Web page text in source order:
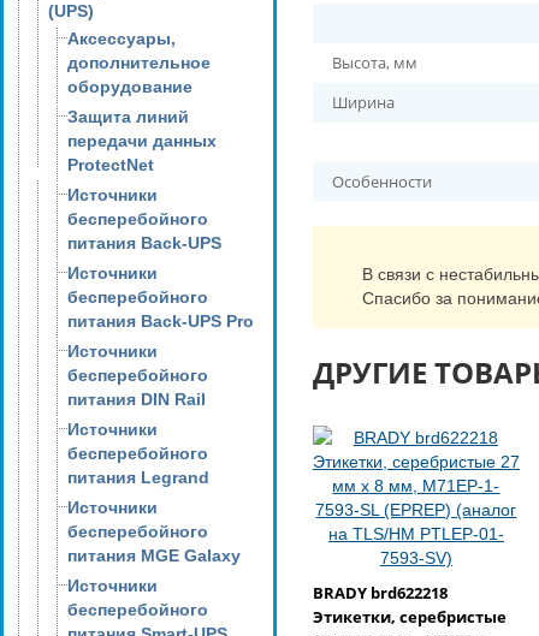
(UPS)
Аксессуары,
дополнительное
оборудование
Защита линий
передачи данных
ProtectNet
Источники
бесперебойного
питания Back-UPS
Источники
бесперебойного
питания Back-UPS Pro
Источники
бесперебойного
питания DIN Rail
Источники
бесперебойного
питания Legrand
Источники
бесперебойного
питания MGE Galaxy
Источники
бесперебойного
Высота, мм
Ширина
Особенности
В связи с
Спасибо за
ДРУГИЕ
BRADY brd622218
Этикетки, серебристые